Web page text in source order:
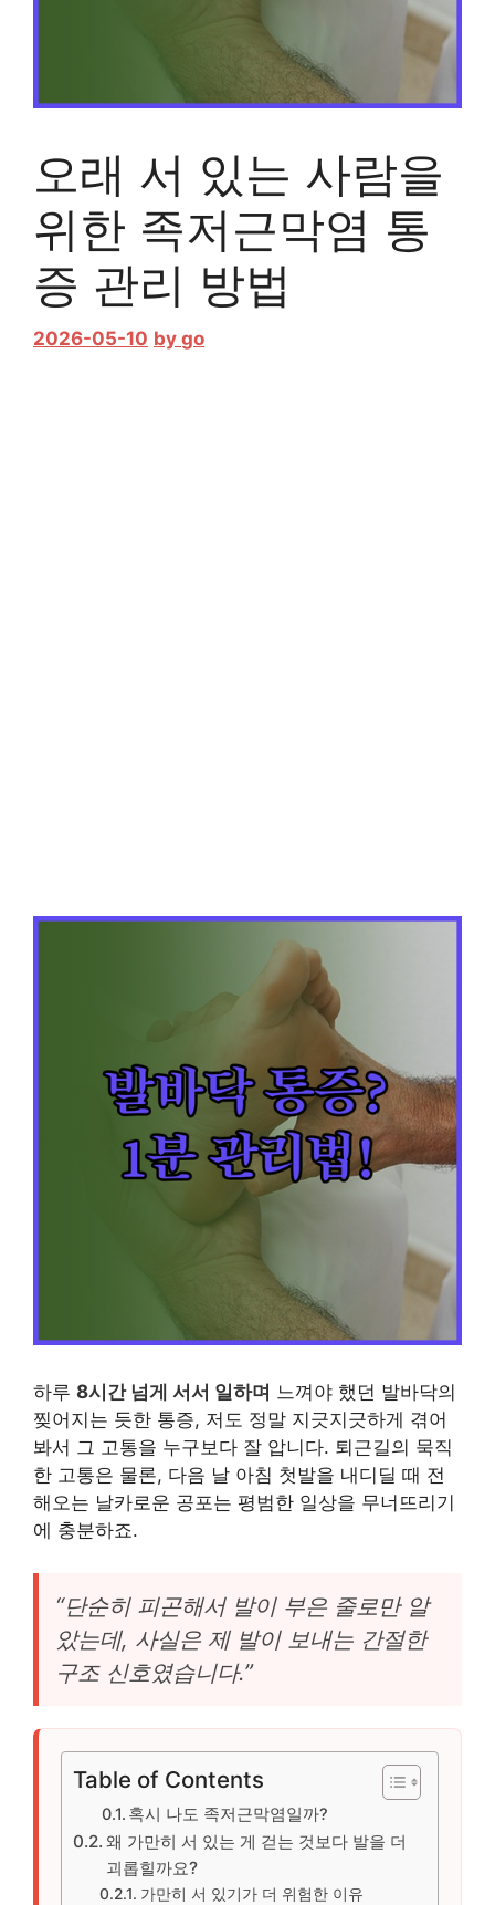
오래 서 있는 사람을
위한 족저근막염 통
증 관리 방법
2026-05-10 by go
하루 8시간 넘게 서서 일하며 느껴야 했던 발바닥의
찢어지는 듯한 통증, 저도 정말 지긋지긋하게 겪어
봐서 그 고통을 누구보다 잘 압니다. 퇴근길의 묵직
한 고통은 물론, 다음 날 아침 첫발을 내디딜 때 전
해오는 날카로운 공포는 평범한 일상을 무너뜨리기
에 충분하죠.
“단순히 피곤해서 발이 부은 줄로만 알
았는데, 사실은 제 발이 보내는 간절한
구조 신호였습니다.”
Table of Contents
혹시 나도 족저근막염일까?
왜 가만히 서 있는 게 걷는 것보다 발을 더
괴롭힐까요?
가만히 서 있기가 더 위험한 이유